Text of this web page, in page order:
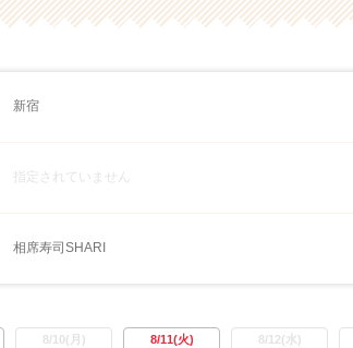
新宿
指定されていません
相席寿司SHARI
8/10(月)
8/11(火)
8/12(水)